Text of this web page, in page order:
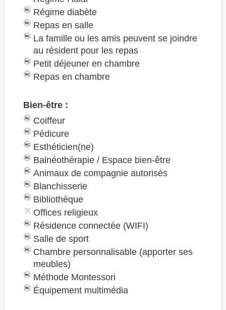
Régime diabète
Repas en salle
La famille ou les amis peuvent se joindre
au résident pour les repas
Petit déjeuner en chambre
Repas en chambre
Bien-être :
Coiffeur
Pédicure
Esthéticien(ne)
Balnéothérapie / Espace bien-être
Animaux de compagnie autorisés
Blanchisserie
Bibliothèque
Offices religieux
Résidence connectée (WIFI)
Salle de sport
Chambre personnalisable (apporter ses
meubles)
Méthode Montessori
Équipement multimédia